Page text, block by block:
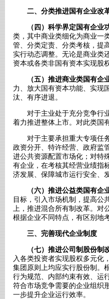
二、分类推进国有企业改
（四）科学界定国有企业
类，其中商业类细化为商业一
管、分类定责、分类考核，提
实行动态调整。无论是商业类
资本或各类非国有资本实现股
（五）推进商业类国有企
力、放大国有资本功能、实现
汰、有序进退。
对于主业处于充分竞争行业
着力推进整体上市。对此类国
对于主要承担重大专项任务
政资分开、特许经营、政府监
进公共资源配置市场化；对特
有企业，在考核其经营业绩指
济发展、保障城市运行安全、
（六）推进公益类国有企
目标，引入市场机制，提高公
上，推进混合所有制改革。对
根据企业不同特点，有区别地
三、完善现代企业制度
（七）推进公司制股份制
入各类投资者实现股权多元化
集团原则上均应实行股份制。
行为规范、内部约束有效、运
符合市场竞争需要的企业组织
一步提升企业运行效率。